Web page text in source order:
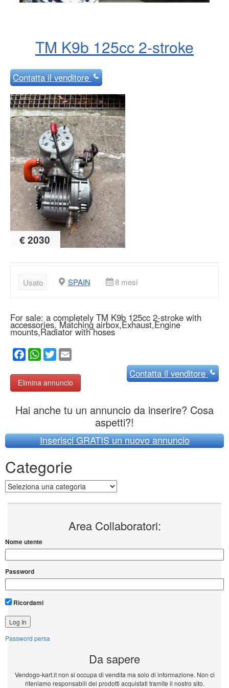
TM K9b 125cc 2-stroke
Contattail venditore
€ 2030
Usato SPAIN 8 mesi
For sale: a completely TM K9b 125cc 2-stroke with
accessories. Matching airbox,Exhaust,Engine
mounts,Radiator with hoses
Facebook
WhatsApp
Twitter
Elimina annuncio
Contattail venditore
Hai anche tu un annuncio da inserire? Cosa
aspetti?!
Inserisci GRATIS un nuovo annuncio
Categorie
Categorie
Area Collaboratori:
Nome utente
Password
Ricordami
Password persa
Da sapere
Vendogo-kart.it non si occupa di vendita ma solo di informazione. Non ci
riteniamo responsabili dei prodotti acquistati tramite il nostro sito.